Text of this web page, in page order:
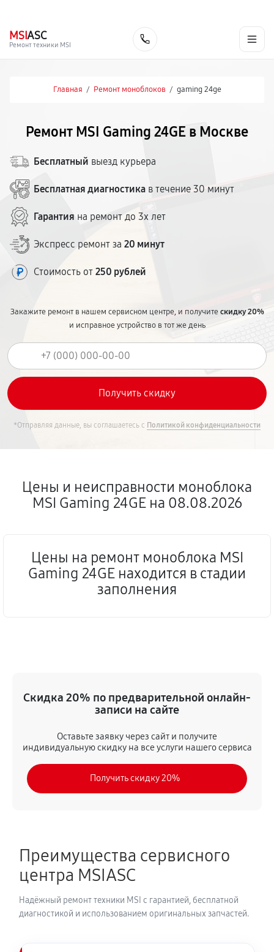
MSIASC
Ремонт техники MSI
Главная / Ремонт моноблоков / gaming 24ge
Ремонт MSI Gaming 24GE в Москве
Бесплатный выезд курьера
Бесплатная диагностика в течение 30 минут
Гарантия на ремонт до 3х лет
Экспресс ремонт за 20 минут
Стоимость от 250 рублей
Закажите ремонт в нашем сервисном центре, и получитескидку 20%
и исправное устройство в тот же день
*Отправляя данные, вы соглашаетесь с Политикой конфиденциальности
Цены и неисправности моноблока
MSI Gaming 24GE на 08.08.2026
Цены на ремонт моноблока MSI
Gaming 24GE находится в стадии
заполнения
Скидка 20% по предварительной онлайн-
записи на сайте
Оставьте заявку через сайт и получите
индивидуальную скидку на все услуги нашего сервиса
Получить скидку 20%
Преимущества сервисного
центра MSIASC
Надёжный ремонт техники MSI с гарантией, бесплатной
диагностикой и использованием оригинальных запчастей.